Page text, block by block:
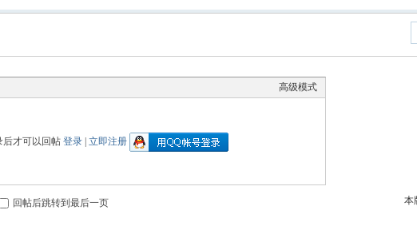
高级模式
后才可以回帖 登录| 立即注册
本
回帖后跳转到最后一页